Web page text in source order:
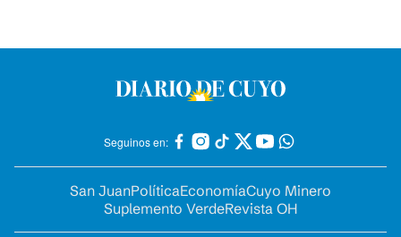
Seguinos en:
San JuanPolíticaEconomíaCuyo Minero
Suplemento VerdeRevista OH